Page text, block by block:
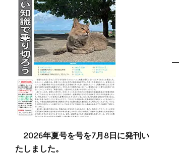
2026年夏号を号を7月8日に発刊い
たしました。